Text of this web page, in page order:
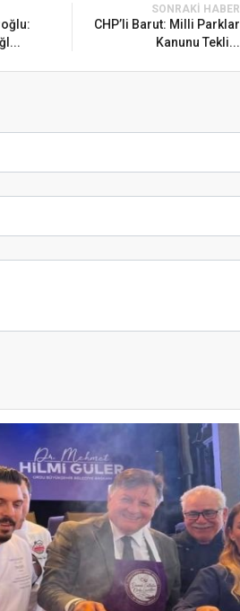
SONRAKI HABER
CHP’li Barut: Milli Parklar
Kanunu Tekli...